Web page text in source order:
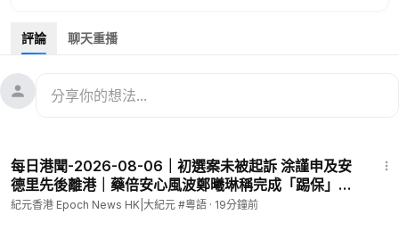
步，感謝支持持續創作。
💪🏻支持我們，您可以：1️⃣刊登祝賀廣告 📞 熱線：2770 5566
2️⃣成為網站會員🔗
責任編輯：annie hsu
#香港大紀元新唐人聯合新聞頻道
評論 聊天重播
每日港聞-2026-08-06｜初選案未被起訴 涂謹申及安
德里先後離港｜藥倍安心風波鄭曦琳稱完成「踢保」無
條件釋放｜大學生職位空缺3年減六成 青協半年接獲逾
紀元香港 Epoch News HK|大紀元 #粵語 · 19分鐘前